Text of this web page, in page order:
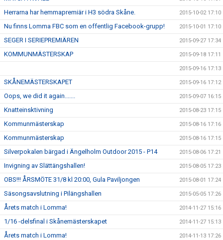
Herrarna har hemmapremiär i H3 södra Skåne. 2015-10-02 17:10
Nu finns Lomma FBC som en offentlig Facebook-grupp! 2015-10-01 17:10
SEGER I SERIEPREMIÄREN 2015-09-27 17:34
KOMMUNMÄSTERSKAP 2015-09-18 17:11
2015-09-16 17:13
SKÅNEMÄSTERSKAPET 2015-09-16 17:12
Oops, we did it again....... 2015-09-07 16:15
Knatteinsktivning 2015-08-23 17:15
Kommunmästerskap 2015-08-16 17:16
Kommunmästerskap 2015-08-16 17:15
Silverpokalen bärgad i Ängelholm Outdoor 2015 - P14 2015-08-06 17:21
Invigning av Slättängshallen! 2015-08-05 17:23
OBS!!! ÅRSMÖTE 31/8 kl 20:00, Gula Paviljongen 2015-08-01 17:24
Säsongsavslutning i Pilängshallen 2015-05-05 17:26
Årets match i Lomma! 2014-11-27 15:16
1/16 -delsfinal i Skånemästerskapet 2014-11-27 15:13
Årets match i Lomma! 2014-11-13 17:26